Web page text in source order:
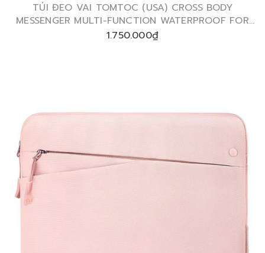
TÚI ĐEO VAI TOMTOC (USA) CROSS BODY
MESSENGER MULTI-FUNCTION WATERPROOF FOR
ULTRABOOK 13″14″ A47-C01D
1.750.000₫